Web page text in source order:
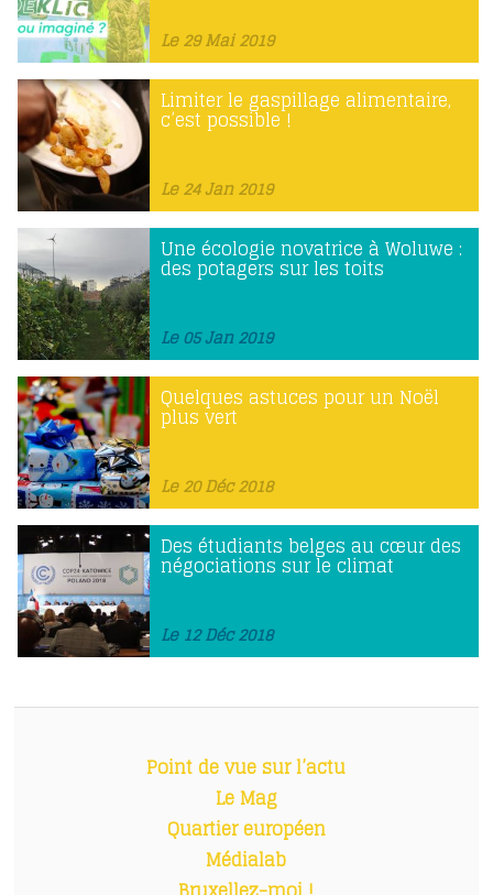
Le 29 Mai 2019
Limiter le gaspillage alimentaire,
c’est possible !
Le 24 Jan 2019
Une écologie novatrice à Woluwe :
des potagers sur les toits
Le 05 Jan 2019
Quelques astuces pour un Noël
plus vert
Le 20 Déc 2018
Des étudiants belges au cœur des
négociations sur le climat
Le 12 Déc 2018
Point de vue sur l’actu
Le Mag
Quartier européen
Médialab